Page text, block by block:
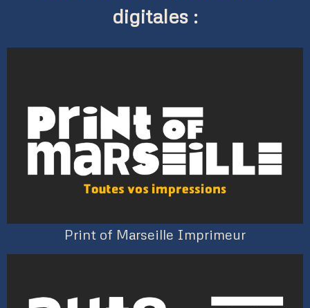
digitales :
Print of Marseille Imprimeur